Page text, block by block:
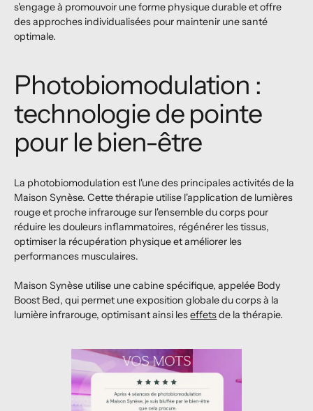
s'engage à promouvoir une forme physique durable et offre
des approches individualisées pour maintenir une santé
optimale.
Photobiomodulation :
technologie de pointe
pour le bien-être
La photobiomodulation est l'une des principales activités de la
Maison Synèse. Cette thérapie utilise l'application de lumières
rouge et proche infrarouge sur l'ensemble du corps pour
réduire les douleurs inflammatoires, régénérer les tissus,
optimiser la récupération physique et améliorer les
performances musculaires.
Maison Synèse utilise une cabine spécifique, appelée Body
Boost Bed, qui permet une exposition globale du corps à la
lumière infrarouge, optimisant ainsi leseffetsde la thérapie.